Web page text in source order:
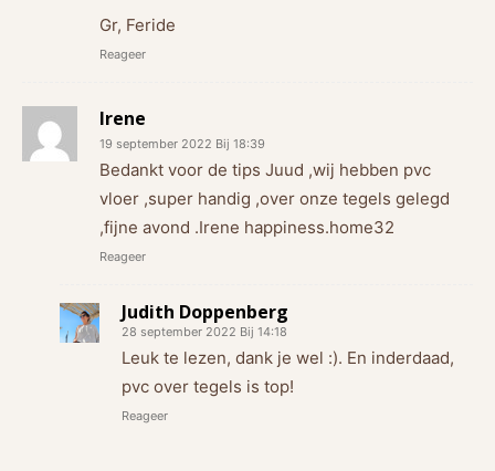
Gr, Feride
Reageer
Irene
19 september 2022 Bij 18:39
Bedankt voor de tips Juud ,wij hebben pvc
vloer ,super handig ,over onze tegels gelegd
,fijne avond .Irene happiness.home32
Reageer
Judith Doppenberg
28 september 2022 Bij 14:18
Leuk te lezen, dank je wel :). En inderdaad,
pvc over tegels is top!
Reageer